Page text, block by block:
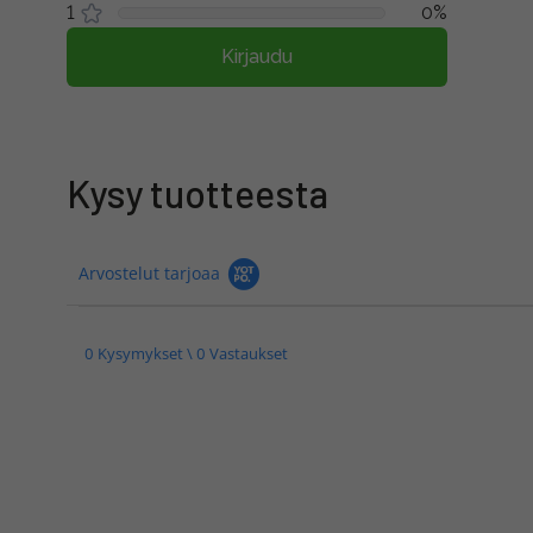
1
0%
Kirjaudu
Kysy tuotteesta
Arvostelut tarjoaa
0 Kysymykset \ 0 Vastaukset